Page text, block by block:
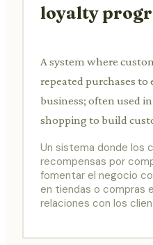
loyalty
A system where
repeated purchases
business; often used
shopping to build
Un sistema donde los
recompensas por
fomentar el negocio
en tiendas o compras
relaciones con los